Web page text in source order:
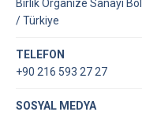
Birlik Organize Sanayi
/ Türkiye
TELEFON
+90 216 593 27 27
SOSYAL MEDYA